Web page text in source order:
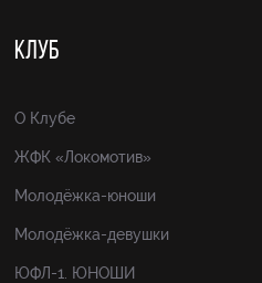
КЛУБ
О Клубе
ЖФК «Локомотив»
Молодёжка-юноши
Молодёжка-девушки
ЮФЛ-1. ЮНОШИ